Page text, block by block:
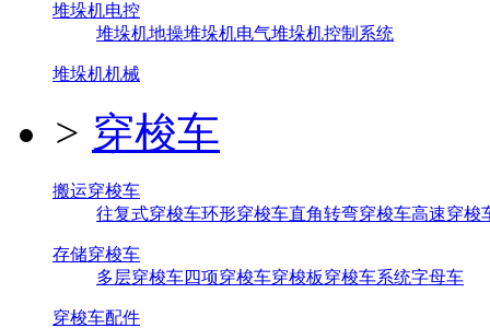
堆垛机电控
堆垛机地操堆垛机电气堆垛机控制系统
堆垛机机械
> 穿梭车
搬运穿梭车
往复式穿梭车环形穿梭车直角转弯穿梭车高速穿梭
存储穿梭车
多层穿梭车四项穿梭车穿梭板穿梭车系统字母车
穿梭车配件